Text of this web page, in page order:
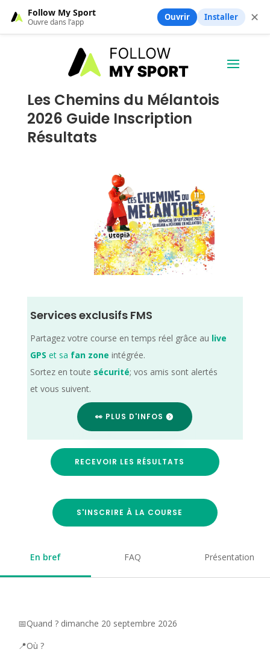
Les Chemins du Mélantois
2026 Guide Inscription
Résultats
Services exclusifs FMS
Partagez votre course en temps réel grâce au live
GPS et sa fan zone intégrée.
Sortez en toute sécurité; vos amis sont alertés
et vous suivent.
👀 PLUS D'INFOS
RECEVOIR LES RÉSULTATS
S'INSCRIRE À LA COURSE
En bref FAQ Présentation
📅Quand ? dimanche 20 septembre 2026
📍Où ?
Follow My Sport
Ouvre dans l’app Ouvrir Installer ✕